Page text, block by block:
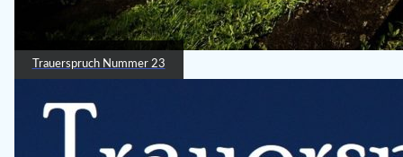
Trauerspruch Nummer 23